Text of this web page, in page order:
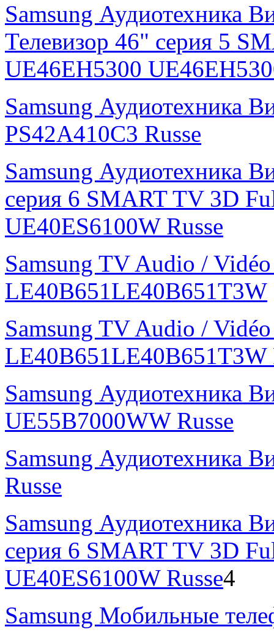
Samsung Аудиотехника
Телевизор 46" серия 5
UE46EH5300
Samsung Аудиотехника
PS42A410C3 Russe
Samsung Аудиотехника
серия 6 SMART TV 3D
UE40ES6100W Russe
Samsung TV Audio /
LE40B651LE40B651T3W
Samsung TV Audio /
LE40B651LE40B651T3W
Samsung Аудиотехника
UE55B7000WW Russe
Samsung Аудиотехника
Russe
Samsung Аудиотехника
серия 6 SMART TV 3D
UE40ES6100W Russe4
Samsung Мобильные